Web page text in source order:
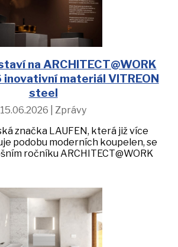
na ARCHITECT@WORK
materiál VITREON
steel
15.06.2026 | Zprávy
značka LAUFEN, která již více
podobu moderních koupelen, se
ročníku ARCHITECT@WORK